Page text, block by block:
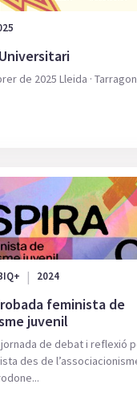
de 2025 Lleida ·
2024
feminista de
juvenil
jornada de debat i reflexió
des de